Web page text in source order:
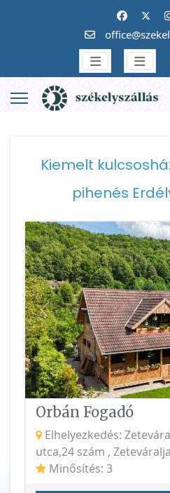
Kiemelt
pihenés
Vissza
Orbán Fogadó
Elhelyezkedés:
utca,24 szám ,
Minősítés: 3